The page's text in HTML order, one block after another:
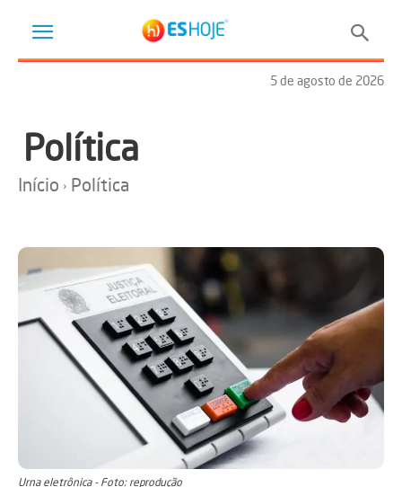
5 de agosto de 2026
Política
Início Política
Urna eletrônica - Foto: reprodução